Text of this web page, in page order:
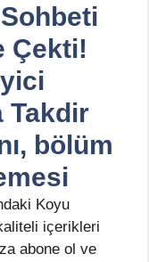
Çekti!
Takdir
bölüm
Koyu
içerikleri
abone ol ve